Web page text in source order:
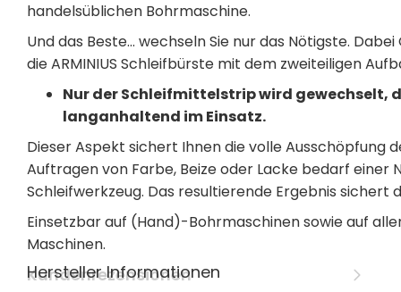
handelsüblichen Bohrmaschine.
Und das Beste... wechseln Sie nur das Nötigste.
die ARMINIUS Schleifbürste mit dem zweiteiligen
Nur der Schleifmittelstrip wird gewechselt,
langanhaltend im Einsatz.
Dieser Aspekt sichert Ihnen die volle Ausschöpfung
Auftragen von Farbe, Beize oder Lacke bedarf einer
Schleifwerkzeug. Das resultierende Ergebnis sichert
Einsetzbar auf (Hand)-Bohrmaschinen sowie auf
Maschinen.
Kundenrezensionen
Hersteller Informationen